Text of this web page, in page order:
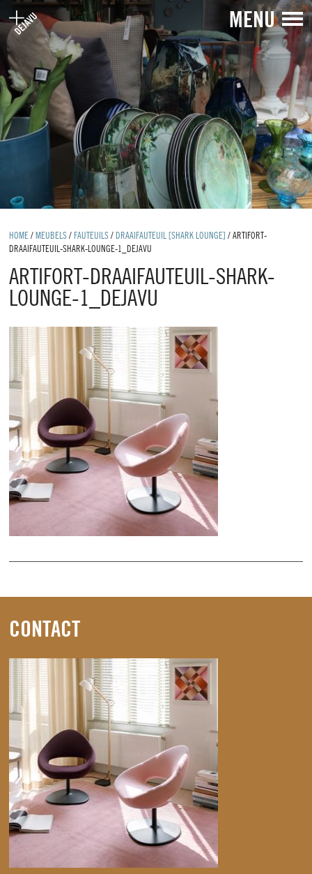
MENU
HOME / MEUBELS / FAUTEUILS / DRAAIFAUTEUIL [SHARK LOUNGE] /ARTIFORT-
DRAAIFAUTEUIL-SHARK-LOUNGE-1_DEJAVU
ARTIFORT-DRAAIFAUTEUIL-SHARK-
LOUNGE-1_DEJAVU
CONTACT